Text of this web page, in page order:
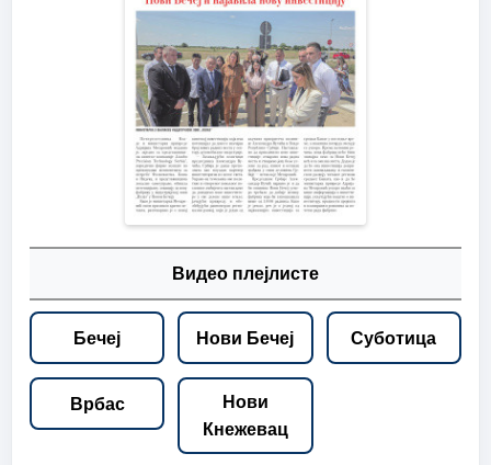
Видео плејлисте
Бечеј Нови Бечеј Суботица
Врбас
Нови
Кнежевац